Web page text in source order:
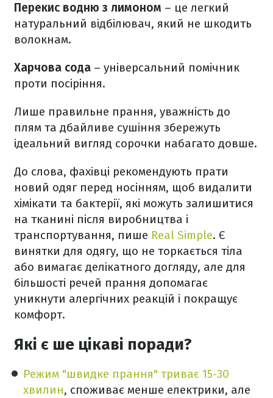
Перекис водню з лимоном – це легкий
натуральний відбілювач, який не шкодить
волокнам.
Харчова сода – універсальний помічник
проти посіріння.
Лише правильне прання, уважність до
плям та дбайливе сушіння збережуть
ідеальний вигляд сорочки набагато довше.
До слова, фахівці рекомендують прати
новий одяг перед носінням, щоб видалити
хімікати та бактерії, які можуть залишитися
на тканині після виробництва і
транспортування, пише Real Simple. Є
винятки для одягу, що не торкається тіла
або вимагає делікатного догляду, але для
більшості речей прання допомагає
уникнути алергічних реакцій і покращує
комфорт.
Які є ше цікаві поради?
Режим "швидке прання" триває 15-30
хвилин, споживає менше електрики, але